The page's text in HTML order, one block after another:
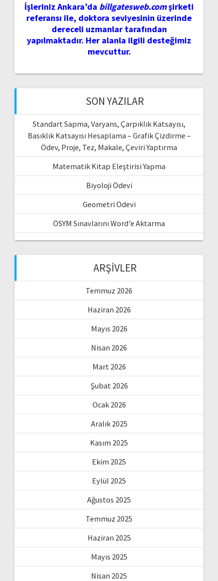
İşleriniz Ankara’da billgatesweb.comşirketi
referansı ile, doktora seviyesinin üzerinde
dereceli uzmanlar tarafından
yapılmaktadır. Her alanla ilgili desteğimiz
mevcuttur.
SON YAZILAR
Standart Sapma, Varyans, Çarpıklık Katsayısı,
Basıklık Katsayısı Hesaplama – Grafik Çizdirme –
Ödev, Proje, Tez, Makale, Çeviri Yaptırma
Matematik Kitap Eleştirisi Yapma
Biyoloji Ödevi
Geometri Ödevi
ÖSYM Sınavlarını Word’e Aktarma
ARŞIVLER
Temmuz 2026
Haziran 2026
Mayıs 2026
Nisan 2026
Mart 2026
Şubat 2026
Ocak 2026
Aralık 2025
Kasım 2025
Ekim 2025
Eylül 2025
Ağustos 2025
Temmuz 2025
Haziran 2025
Mayıs 2025
Nisan 2025